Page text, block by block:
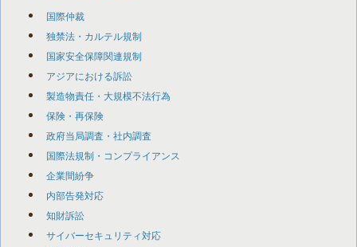
国際仲裁
独禁法・カルテル規制
国家安全保障関連規制
アジアにおける訴訟
製造物責任・大規模不法行為
保険・再保険
政府当局調査・社内調査
国際法規制・コンプライアンス
企業間紛争
内部告発対応
知財訴訟
サイバーセキュリティ対応